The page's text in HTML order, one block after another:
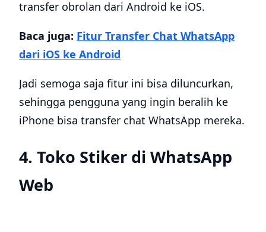
transfer obrolan dari Android ke iOS.
Baca juga: Fitur Transfer Chat WhatsApp
dari iOS ke Android
Jadi semoga saja fitur ini bisa diluncurkan,
sehingga pengguna yang ingin beralih ke
iPhone bisa transfer chat WhatsApp mereka.
4. Toko Stiker di WhatsApp
Web